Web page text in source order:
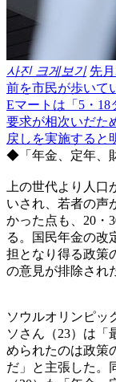
사진 크게보기 先
前を市民が歩いて
Eマートは「5・
要求が相次いだた
戻しを実施すると
◆「年金、定年、
上の世代より人
いされ、若者の声
かった点も、20・
る。国民年金の改
担となり得る政策
の意見が排除され
ソウルオリンピッ
ソさん（23）は「
められたのは政策
だ」と主張した。